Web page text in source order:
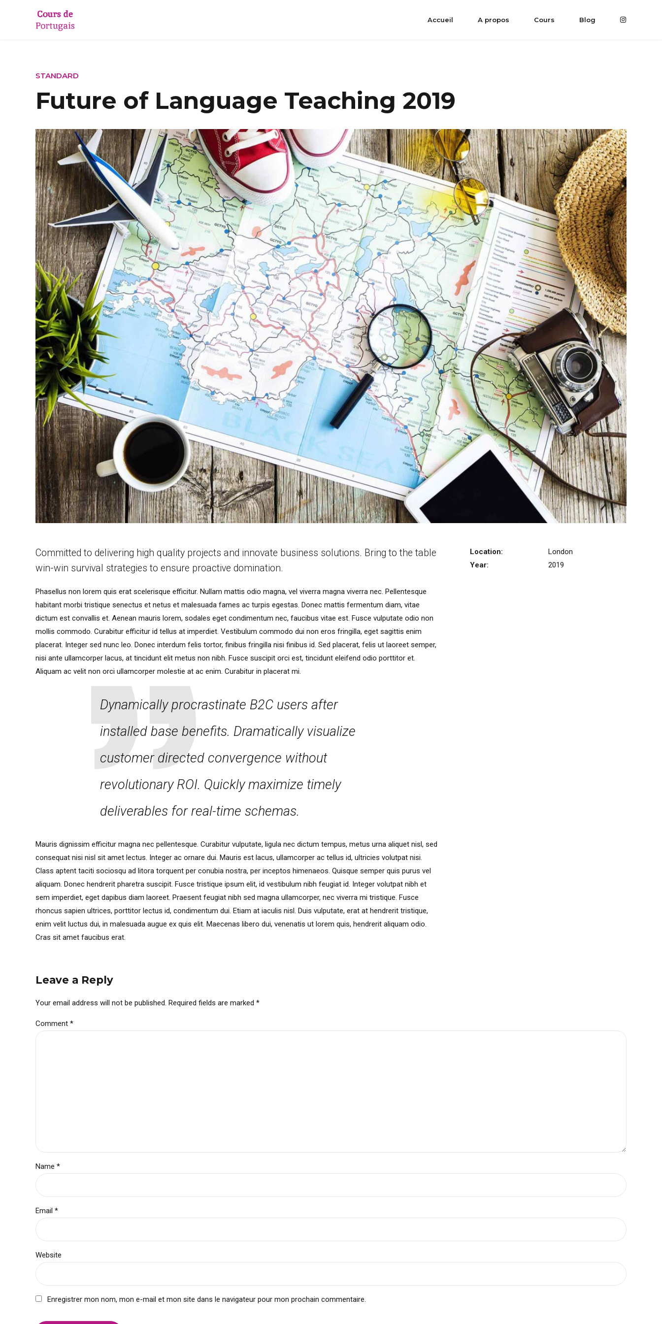
Accueil A propos Cours Blog
STANDARD
Future of Language Teaching 2019
Committed to delivering high quality projects and innovate business solutions. Bring to the table
win-win survival strategies to ensure proactive domination.
Phasellus non lorem quis erat scelerisque efficitur. Nullam mattis odio magna, vel viverra magna viverra nec. Pellentesque
habitant morbi tristique senectus et netus et malesuada fames ac turpis egestas. Donec mattis fermentum diam, vitae
dictum est convallis et. Aenean mauris lorem, sodales eget condimentum nec, faucibus vitae est. Fusce vulputate odio non
mollis commodo. Curabitur efficitur id tellus at imperdiet. Vestibulum commodo dui non eros fringilla, eget sagittis enim
placerat. Integer sed nunc leo. Donec interdum felis tortor, finibus fringilla nisi finibus id. Sed placerat, felis ut laoreet semper,
nisi ante ullamcorper lacus, at tincidunt elit metus non nibh. Fusce suscipit orci est, tincidunt eleifend odio porttitor et.
Aliquam ac velit non orci ullamcorper molestie at ac enim. Curabitur in placerat mi.
Dynamically procrastinate B2C users after
installed base benefits. Dramatically visualize
customer directed convergence without
revolutionary ROI. Quickly maximize timely
deliverables for real-time schemas.
Mauris dignissim efficitur magna nec pellentesque. Curabitur vulputate, ligula nec dictum tempus, metus urna aliquet nisl, sed
consequat nisi nisl sit amet lectus. Integer ac ornare dui. Mauris est lacus, ullamcorper ac tellus id, ultricies volutpat nisi.
Class aptent taciti sociosqu ad litora torquent per conubia nostra, per inceptos himenaeos. Quisque semper quis purus vel
aliquam. Donec hendrerit pharetra suscipit. Fusce tristique ipsum elit, id vestibulum nibh feugiat id. Integer volutpat nibh et
sem imperdiet, eget dapibus diam laoreet. Praesent feugiat nibh sed magna ullamcorper, nec viverra mi tristique. Fusce
rhoncus sapien ultrices, porttitor lectus id, condimentum dui. Etiam at iaculis nisl. Duis vulputate, erat at hendrerit tristique,
enim velit luctus dui, in malesuada augue ex quis elit. Maecenas libero dui, venenatis ut lorem quis, hendrerit aliquam odio.
Cras sit amet faucibus erat.
Location:
London
Year:
2019
Leave a Reply
Your email address will not be published. Required fields are marked *
Comment *
Name *
Email *
Website
Enregistrer mon nom, mon e-mail et mon site dans le navigateur pour mon prochain commentaire.